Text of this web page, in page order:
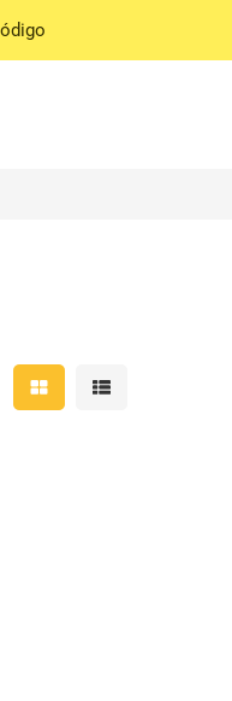
Mostrar resultados em
Mostrar